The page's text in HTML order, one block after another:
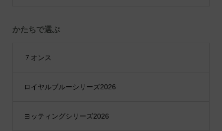
かたちで選ぶ
７オンス
ロイヤルブルーシリーズ2026
ヨッティングシリーズ2026